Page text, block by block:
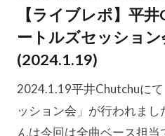
【ライブレポ】平
ートルズセッション
(2024.1.19)
2024.1.19平井Chutchuに
ッション会」が行われまし
んは今回は全曲ベース担当